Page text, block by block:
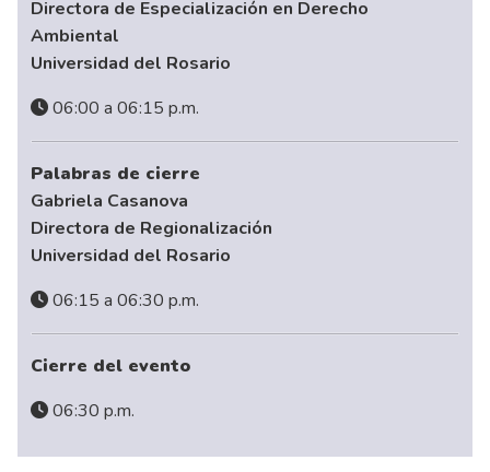
Directora de Especialización en Derecho
Ambiental
Universidad del Rosario
06:00 a 06:15 p.m.
Palabras de cierre
Gabriela Casanova
Directora de Regionalización
Universidad del Rosario
06:15 a 06:30 p.m.
Cierre del evento
06:30 p.m.